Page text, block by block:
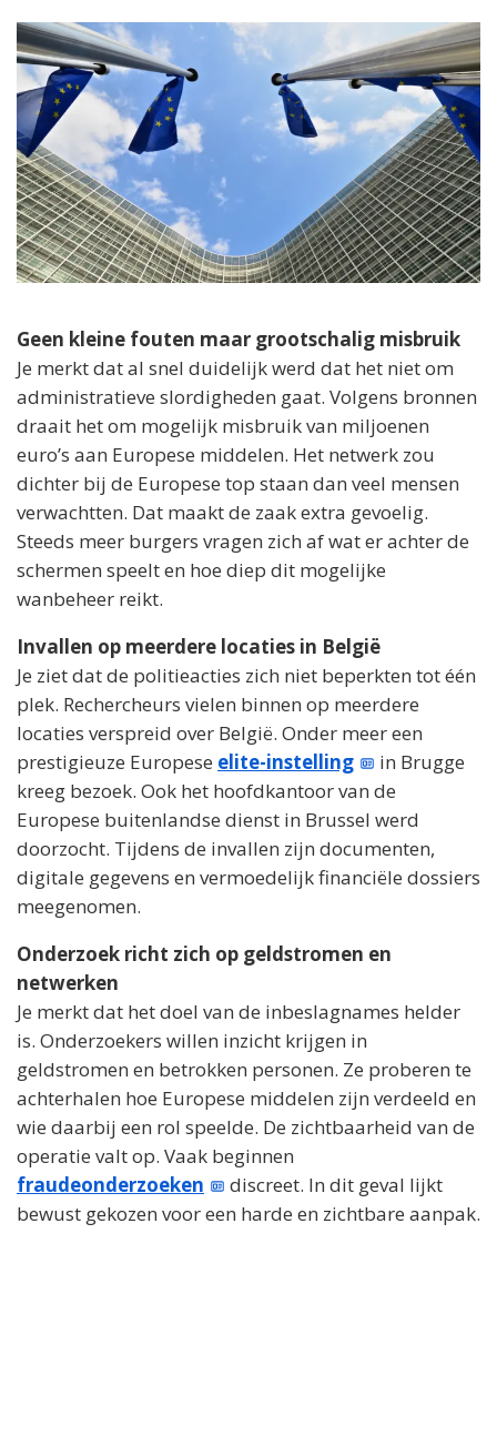
Geen kleine fouten maar grootschalig misbruik
Je merkt dat al snel duidelijk werd dat het niet om
administratieve slordigheden gaat. Volgens bronnen
draait het om mogelijk misbruik van miljoenen
euro’s aan Europese middelen. Het netwerk zou
dichter bij de Europese top staan dan veel mensen
verwachtten. Dat maakt de zaak extra gevoelig.
Steeds meer burgers vragen zich af wat er achter de
schermen speelt en hoe diep dit mogelijke
wanbeheer reikt.
Invallen op meerdere locaties in België
Je ziet dat de politieacties zich niet beperkten tot één
plek. Rechercheurs vielen binnen op meerdere
locaties verspreid over België. Onder meer een
prestigieuze Europese elite-instelling
in Brugge
kreeg bezoek. Ook het hoofdkantoor van de
Europese buitenlandse dienst in Brussel werd
doorzocht. Tijdens de invallen zijn documenten,
digitale gegevens en vermoedelijk financiële dossiers
meegenomen.
Onderzoek richt zich op geldstromen en
netwerken
Je merkt dat het doel van de inbeslagnames helder
is. Onderzoekers willen inzicht krijgen in
geldstromen en betrokken personen. Ze proberen te
achterhalen hoe Europese middelen zijn verdeeld en
wie daarbij een rol speelde. De zichtbaarheid van de
operatie valt op. Vaak beginnen
fraudeonderzoeken
discreet. In dit geval lijkt
bewust gekozen voor een harde en zichtbare aanpak.